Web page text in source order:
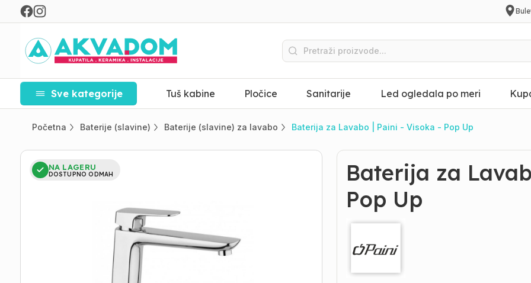
Sve kategorije Tuš kabine Pločice Sanitarije Led ogledala po meri
Početna Baterije (slavine) Baterije (slavine) za lavabo Baterija za Lavabo | Paini - Visoka - Pop Up
NA LAGERU
DOSTUPNO ODMAH
Baterija za
Pop Up